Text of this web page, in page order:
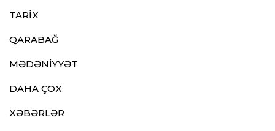
TARİX
QARABAĞ
MƏDƏNİYYƏT
DAHA ÇOX
XƏBƏRLƏR